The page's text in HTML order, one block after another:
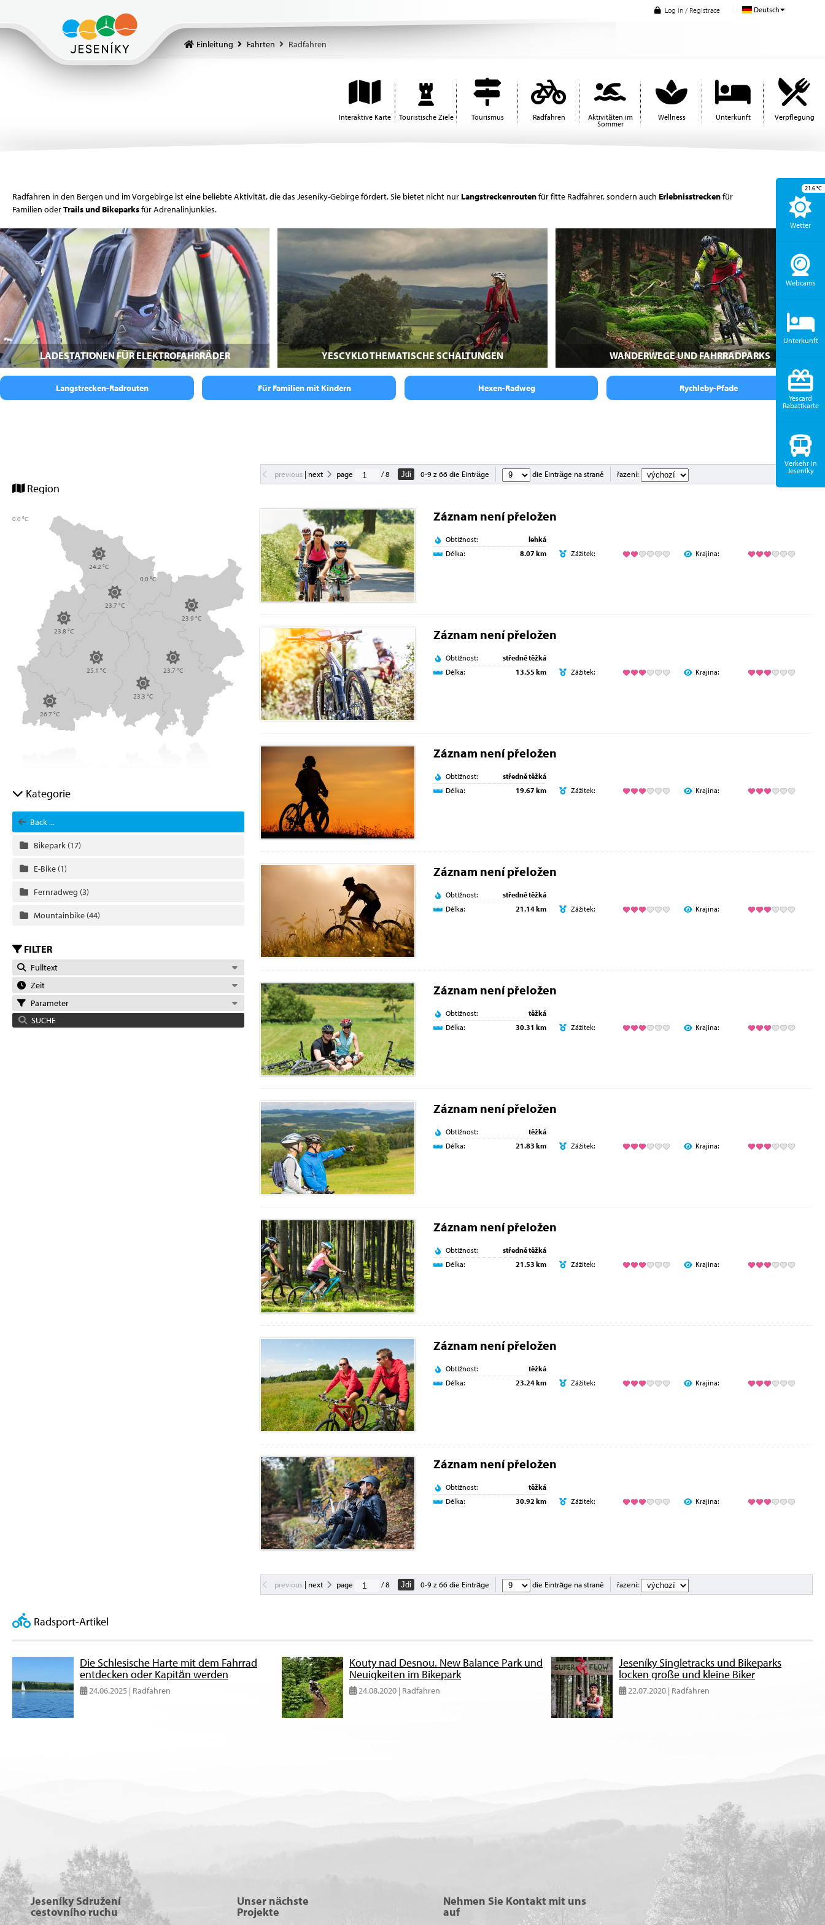
Deutsch
Log in / Registrace
Einleitung Fahrten Radfahren
Interaktive Karte Touristische Ziele Tourismus Radfahren Aktivitäten im
Sommer
Wellness Unterkunft Verpflegung
Radfahren in den Bergen und im Vorgebirge ist eine beliebte Aktivität, die das Jeseníky-Gebirge fördert. Sie bietet nicht nur Langstreckenroutenfür fitte Radfahrer, sondern auch Erlebnisstreckenfür
Familien oderTrails und Bikeparksfür Adrenalinjunkies.
LADESTATIONEN FÜR ELEKTROFAHRRÄDER YESCYKLO THEMATISCHE SCHALTUNGEN WANDERWEGE UND FAHRRADPARKS
Langstrecken-Radrouten Für Familien mit Kindern Hexen-Radweg Rychleby-Pfade
Region
23.7 °C
25.1 °C
24.2 °C
0.0 °C
26.7 °C
23.8 °C
23.7 °C
23.3 °C
23.9 °C
0.0 °C
Kategorie
Back ...
Bikepark (17)
E-Bike (1)
Fernradweg (3)
Mountainbike (44)
FILTER
Fulltext
Zeit
Parameter
SUCHE
previous | next page / 8 Jdi 0-9 z 66 die Einträge die Einträge na straně řazení:
Záznam není přeložen
Obtížnost:
lehká
Délka:
8.07 km Zážitek: Krajina:
Záznam není přeložen
Obtížnost:
středně těžká
Délka:
13.55 km Zážitek: Krajina:
Záznam není přeložen
Obtížnost:
středně těžká
Délka:
19.67 km Zážitek: Krajina:
Záznam není přeložen
Obtížnost:
středně těžká
Délka:
21.14 km Zážitek: Krajina:
Záznam není přeložen
Obtížnost:
těžká
Délka:
30.31 km Zážitek: Krajina:
Záznam není přeložen
Obtížnost:
těžká
Délka:
21.83 km Zážitek: Krajina:
Záznam není přeložen
Obtížnost:
středně těžká
Délka:
21.53 km Zážitek: Krajina:
Záznam není přeložen
Obtížnost:
těžká
Délka:
23.24 km Zážitek: Krajina:
Záznam není přeložen
Obtížnost:
těžká
Délka:
30.92 km Zážitek: Krajina:
previous | next page / 8 Jdi 0-9 z 66 die Einträge die Einträge na straně řazení:
Radsport-Artikel
Die Schlesische Harte mit dem Fahrrad
entdecken oder Kapitän werden
24.06.2025 | Radfahren
Kouty nad Desnou. New Balance Park und
Neuigkeiten im Bikepark
24.08.2020 | Radfahren
Jeseníky Singletracks und Bikeparks
locken große und kleine Biker
22.07.2020 | Radfahren
Jeseníky Sdružení
cestovního ruchu
Unser nächste
Projekte
Nehmen Sie Kontakt mit uns
auf
Wetter
21.6°C
Webcams
Unterkunft
Yescard
Rabattkarte
Verkehr in
Jeseníky